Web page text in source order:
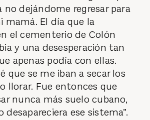
no dejándome regresar para
mamá. El día que la
el cementerio de Colón
y una desesperación tan
apenas podía con ellas.
que se me iban a secar los
llorar. Fue entonces que
nunca más suelo cubano,
desapareciera ese sistema”.